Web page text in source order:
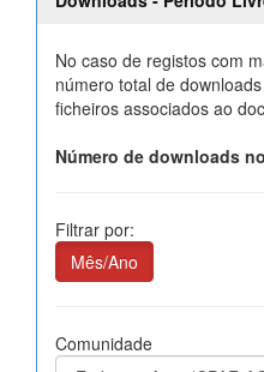
No caso de registos com
número total de
ficheiros associados ao
Número de downloads
Filtrar por:
Mês/Ano
Comunidade